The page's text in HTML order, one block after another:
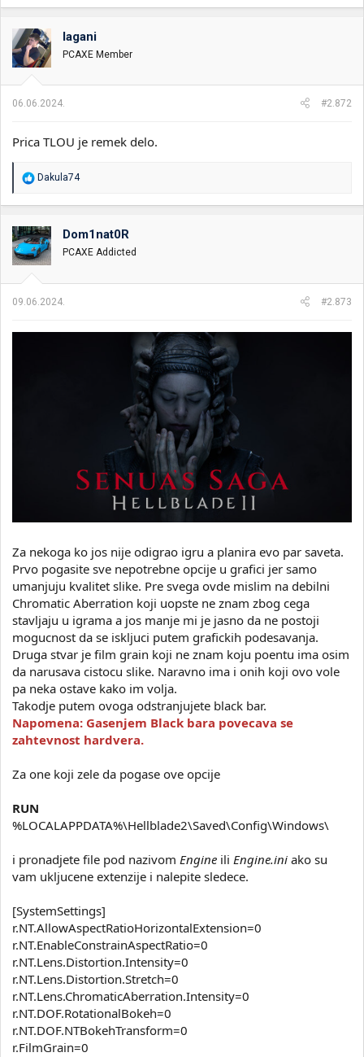
lagani
PCAXE Member
06.06.2024. #2.872
Prica TLOU je remek delo.
R
a
o
v
a
n
:
Dakula74
Dom1nat0R
PCAXE Addicted
09.06.2024. #2.873
Za nekoga ko jos nije odigrao igru a planira evo par saveta.
Prvo pogasite sve nepotrebne opcije u grafici jer samo
umanjuju kvalitet slike. Pre svega ovde mislim na debilni
Chromatic Aberration koji uopste ne znam zbog cega
stavljaju u igrama a jos manje mi je jasno da ne postoji
mogucnost da se iskljuci putem grafickih podesavanja.
Druga stvar je film grain koji ne znam koju poentu ima osim
da narusava cistocu slike. Naravno ima i onih koji ovo vole
pa neka ostave kako im volja.
Takodje putem ovoga odstranjujete black bar.
Napomena: Gasenjem Black bara povecava se
zahtevnost hardvera.
Za one koji zele da pogase ove opcije
RUN
%LOCALAPPDATA%\Hellblade2\Saved\Config\Windows\
i pronadjete file pod nazivom Engine ili Engine.ini ako su
vam ukljucene extenzije i nalepite sledece.
[SystemSettings]
r.NT.AllowAspectRatioHorizontalExtension=0
r.NT.EnableConstrainAspectRatio=0
r.NT.Lens.Distortion.Intensity=0
r.NT.Lens.Distortion.Stretch=0
r.NT.Lens.ChromaticAberration.Intensity=0
r.NT.DOF.RotationalBokeh=0
r.NT.DOF.NTBokehTransform=0
r.FilmGrain=0